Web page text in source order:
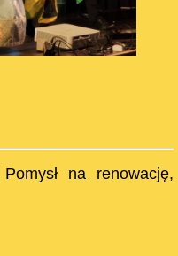
na renowację,